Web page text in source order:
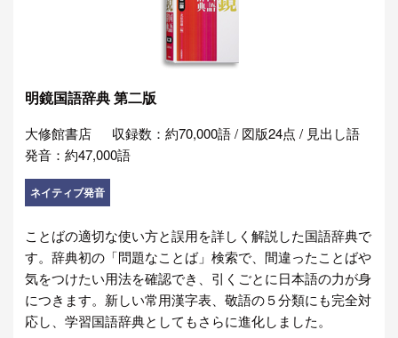
明鏡国語辞典 第二版
大修館書店
収録数：約70,000語 / 図版24点 / 見出し語
発音：約47,000語
ネイティブ発音
ことばの適切な使い方と誤用を詳しく解説した国語辞典で
す。辞典初の「問題なことば」検索で、間違ったことばや
気をつけたい用法を確認でき、引くごとに日本語の力が身
につきます。新しい常用漢字表、敬語の５分類にも完全対
応し、学習国語辞典としてもさらに進化しました。